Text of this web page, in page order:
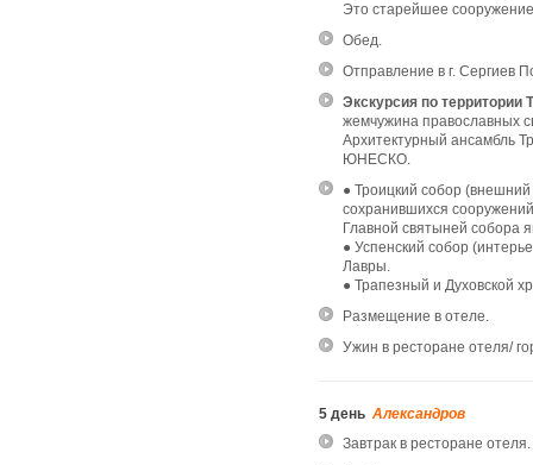
Это старейшее
Обед.
Отправление в г. Сергиев
Экскурсия по
жемчужина православных
Архитектурный ансамбль
ЮНЕСКО.
● Троицкий собор
сохранившихся
Главной святыней собора
● Успенский собор
Лавры.
● Трапезный и Духовской
Размещение в отеле.
Ужин в ресторане отеля/
5 день Александров
Завтрак в ресторане отеля.